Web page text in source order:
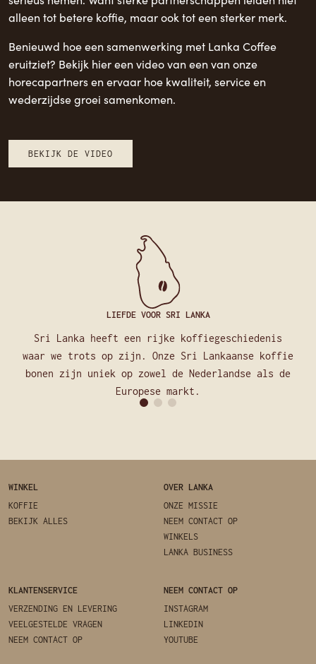
alleen tot betere koffie, maar ook tot een sterker merk.
Benieuwd hoe een samenwerking met Lanka Coffee
eruitziet? Bekijk hier een video van een van onze
horecapartners en ervaar hoe kwaliteit, service en
wederzijdse groei samenkomen.
BEKIJK DE VIDEO
LIEFDE VOOR SRI LANKA
Sri Lanka heeft een rijke koffiegeschiedenis
waar we trots op zijn. Onze Sri Lankaanse koffie
bonen zijn uniek op zowel de Nederlandse als de
Europese markt.
WINKEL
KOFFIE
BEKIJK ALLES
OVER LANKA
ONZE MISSIE
NEEM CONTACT OP
WINKELS
LANKA BUSINESS
KLANTENSERVICE
VERZENDING EN LEVERING
VEELGESTELDE VRAGEN
NEEM CONTACT OP
NEEM CONTACT OP
INSTAGRAM
LINKEDIN
YOUTUBE